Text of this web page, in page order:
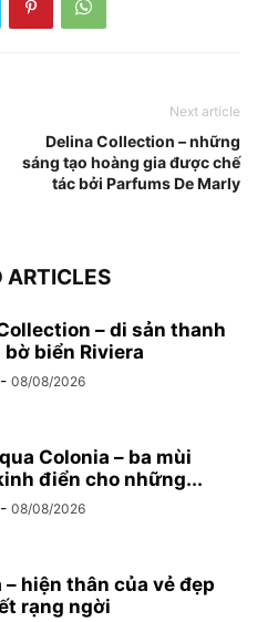
Next article
Delina Collection – những
sáng tạo hoàng gia được chế
tác bởi Parfums De Marly
ARTICLES
– di sản thanh
biển Riviera
- 08/08/2026
Colonia – ba mùi
điển cho những...
- 08/08/2026
– hiện thân của vẻ đẹp
rạng ngời